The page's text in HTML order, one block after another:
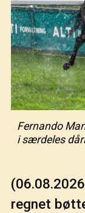
regnet
Fernando
i særdeles